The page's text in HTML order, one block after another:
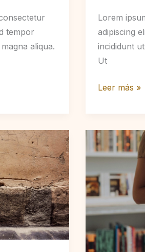
tempor
aliqua.
Lorem
adipiscing
incididunt
Ut
Lorem
Leer más »